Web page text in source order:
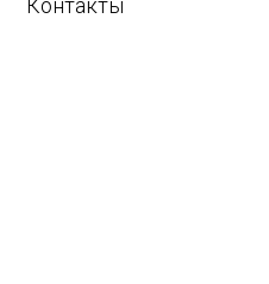
Контакты